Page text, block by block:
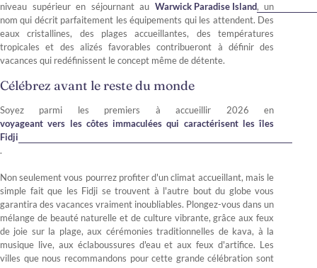
niveau supérieur en séjournant au Warwick Paradise Island, un
nom qui décrit parfaitement les équipements qui les attendent. Des
eaux cristallines, des plages accueillantes, des températures
tropicales et des alizés favorables contribueront à définir des
vacances qui redéfinissent le concept même de détente.
Célébrez avant le reste du monde
Soyez parmi les premiers à accueillir 2026 en
voyageant vers les côtes immaculées qui caractérisent les îles
Fidji
.
Non seulement vous pourrez profiter d'un climat accueillant, mais le
simple fait que les Fidji se trouvent à l'autre bout du globe vous
garantira des vacances vraiment inoubliables. Plongez-vous dans un
mélange de beauté naturelle et de culture vibrante, grâce aux feux
de joie sur la plage, aux cérémonies traditionnelles de kava, à la
musique live, aux éclaboussures d'eau et aux feux d'artifice. Les
villes que nous recommandons pour cette grande célébration sont